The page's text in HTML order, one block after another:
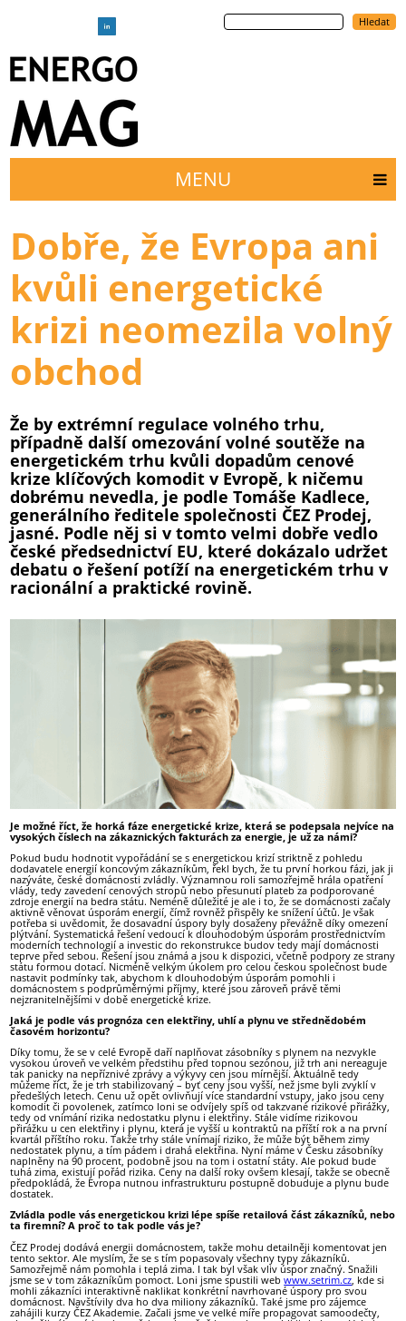
Hledat
menu
MENU
Dobře, že Evropa ani
kvůli energetické
krizi neomezila volný
obchod
Že by extrémní regulace volného trhu,
případně další omezování volné soutěže na
energetickém trhu kvůli dopadům cenové
krize klíčových komodit v Evropě, k ničemu
dobrému nevedla, je podle Tomáše Kadlece,
generálního ředitele společnosti ČEZ Prodej,
jasné. Podle něj si v tomto velmi dobře vedlo
české předsednictví EU, které dokázalo udržet
debatu o řešení potíží na energetickém trhu v
racionální a praktické rovině.
Je možné říct, že horká fáze energetické krize, která se podepsala nejvíce na
vysokých číslech na zákaznických fakturách za energie, je už za námi?
Pokud budu hodnotit vypořádání se s energetickou krizí striktně z pohledu
dodavatele energií koncovým zákazníkům, řekl bych, že tu první horkou fázi, jak ji
nazýváte, české domácnosti zvládly. Významnou roli samozřejmě hrála opatření
vlády, tedy zavedení cenových stropů nebo přesunutí plateb za podporované
zdroje energií na bedra státu. Neméně důležité je ale i to, že se domácnosti začaly
aktivně věnovat úsporám energií, čímž rovněž přispěly ke snížení účtů. Je však
potřeba si uvědomit, že dosavadní úspory byly dosaženy převážně díky omezení
plýtvání. Systematická řešení vedoucí k dlouhodobým úsporám prostřednictvím
moderních technologií a investic do rekonstrukce budov tedy mají domácnosti
teprve před sebou. Řešení jsou známá a jsou k dispozici, včetně podpory ze strany
státu formou dotací. Nicméně velkým úkolem pro celou českou společnost bude
nastavit podmínky tak, abychom k dlouhodobým úsporám pomohli i
domácnostem s podprůměrnými příjmy, které jsou zároveň právě těmi
nejzranitelnějšími v době energetické krize.
Jaká je podle vás prognóza cen elektřiny, uhlí a plynu ve střednědobém
časovém horizontu?
Díky tomu, že se v celé Evropě daří naplňovat zásobníky s plynem na nezvykle
vysokou úroveň ve velkém předstihu před topnou sezónou, již trh ani nereaguje
tak panicky na nepříznivé zprávy a výkyvy cen jsou mírnější. Aktuálně tedy
můžeme říct, že je trh stabilizovaný – byť ceny jsou vyšší, než jsme byli zvyklí v
předešlých letech. Cenu už opět ovlivňují více standardní vstupy, jako jsou ceny
komodit či povolenek, zatímco loni se odvíjely spíš od takzvané rizikové přirážky,
tedy od vnímání rizika nedostatku plynu i elektřiny. Stále vidíme rizikovou
přirážku u cen elektřiny i plynu, která je vyšší u kontraktů na příští rok a na první
kvartál příštího roku. Takže trhy stále vnímají riziko, že může být během zimy
nedostatek plynu, a tím pádem i drahá elektřina. Nyní máme v Česku zásobníky
naplněny na 90 procent, podobně jsou na tom i ostatní státy. Ale pokud bude
tuhá zima, existují pořád rizika. Ceny na další roky ovšem klesají, takže se obecně
předpokládá, že Evropa nutnou infrastrukturu postupně dobuduje a plynu bude
dostatek.
Zvládla podle vás energetickou krizi lépe spíše retailová část zákazníků, nebo
ta firemní? A proč to tak podle vás je?
ČEZ Prodej dodává energii domácnostem, takže mohu detailněji komentovat jen
tento sektor. Ale myslím, že se s tím popasovaly všechny typy zákazníků.
Samozřejmě nám pomohla i teplá zima. I tak byl však vliv úspor značný. Snažili
jsme se v tom zákazníkům pomoct. Loni jsme spustili webwww.setrim.cz , kde si
mohli zákazníci interaktivně naklikat konkrétní navrhované úspory pro svou
domácnost. Navštívily dva ho dva miliony zákazníků. Také jsme pro zájemce
zahájili kurzy ČEZ Akademie. Začali jsme ve velké míře propagovat samoodečty,